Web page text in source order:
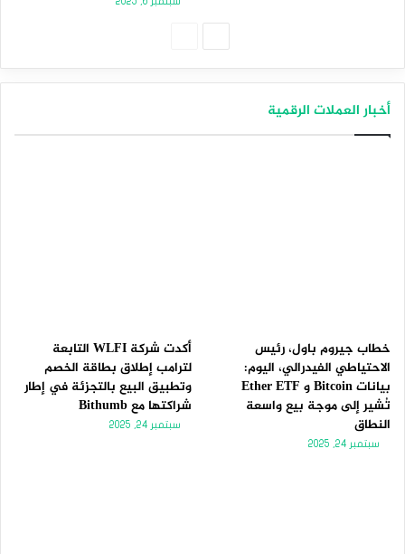
أخبار العملات الرقمية
خطاب جيروم باول، رئيس
الاحتياطي الفيدرالي، اليوم:
بيانات Bitcoin و Ether ETF
تُشير إلى موجة بيع واسعة
النطاق
سبتمبر 24, 2025
أكدت شركة WLFI التابعة
لترامب إطلاق بطاقة الخصم
وتطبيق البيع بالتجزئة في إطار
شراكتها مع Bithumb
سبتمبر 24, 2025